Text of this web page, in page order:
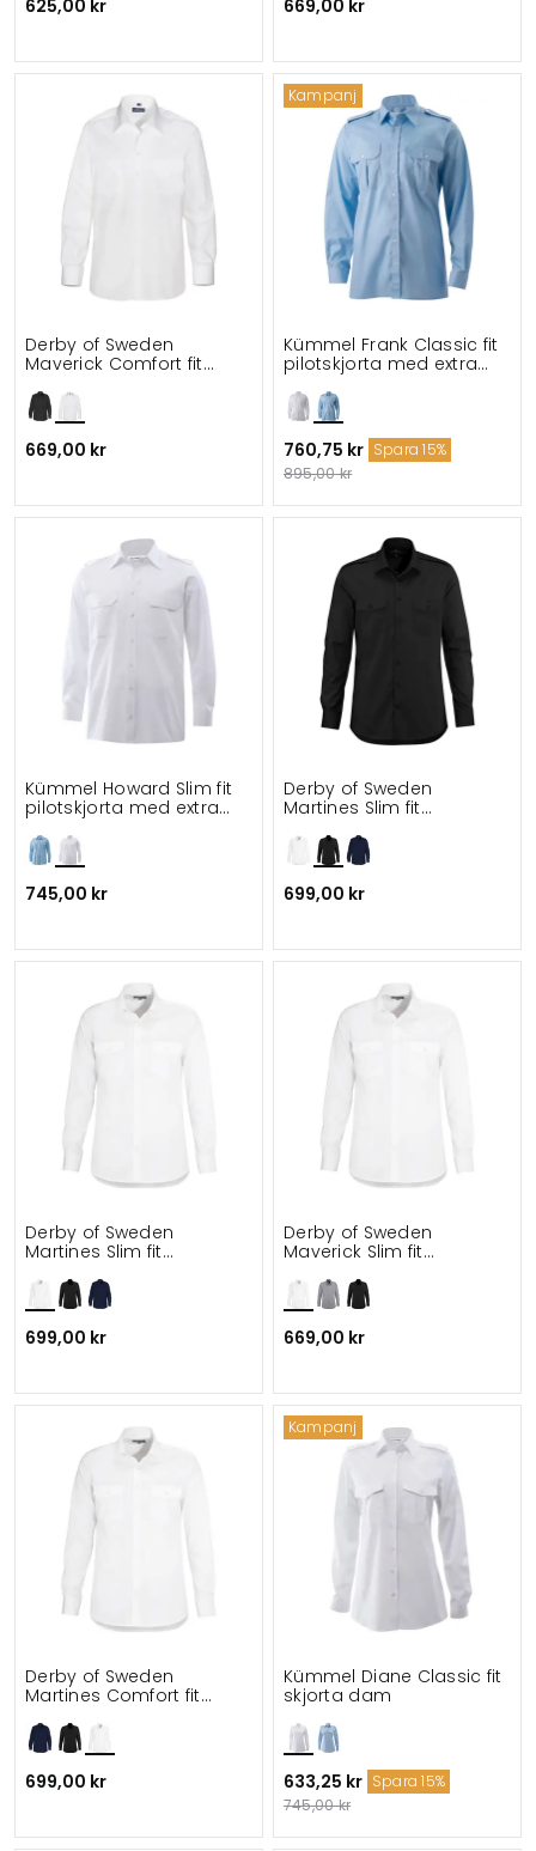
625,00 kr 669,00 kr
Derby of Sweden
Maverick Comfort fit
669,00 kr
Kampanj
Kümmel Frank Classic fit
pilotskjorta med extra
760,75 kr Spara 15%
895,00 kr
Kümmel Howard Slim fit
pilotskjorta med extra
745,00 kr
Derby of Sweden
Martines Slim fit
699,00 kr
Derby of Sweden
Martines Slim fit
699,00 kr
Derby of Sweden
Maverick Slim fit
669,00 kr
Derby of Sweden
Martines Comfort fit
699,00 kr
Kampanj
Kümmel Diane Classic fit
skjorta dam
633,25 kr Spara 15%
745,00 kr